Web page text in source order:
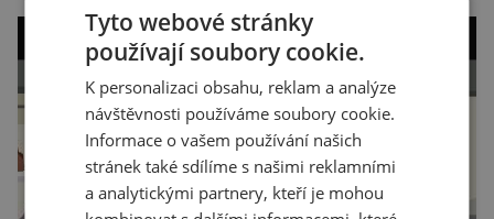
Tyto webové stránky
používají soubory cookie.
K personalizaci obsahu, reklam a analýze
návštěvnosti používáme soubory cookie.
Informace o vašem používání našich
stránek také sdílíme s našimi reklamními
a analytickými partnery, kteří je mohou